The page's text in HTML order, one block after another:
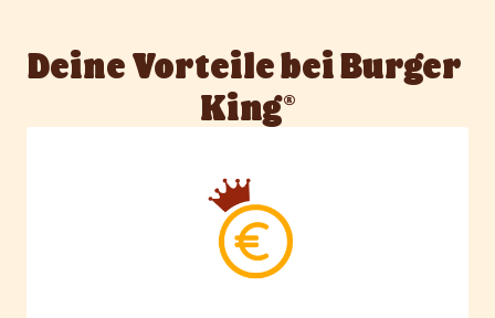
Deine Vorteile bei Burger
King®